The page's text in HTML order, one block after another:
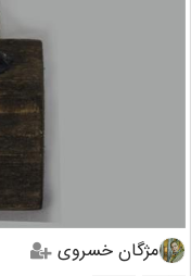
مژگان خسروی